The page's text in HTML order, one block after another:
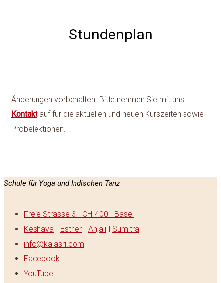
Stundenplan
Änderungen vorbehalten. Bitte nehmen Sie mit uns
Kontaktauf für die aktuellen und neuen Kurszeiten sowie
Probelektionen.
Schule für Yoga und Indischen Tanz
Freie Strasse 3 I CH-4001 Basel
Keshava
Esther Anjali
Sumitra
info@kalasri.com
Facebook
YouTube